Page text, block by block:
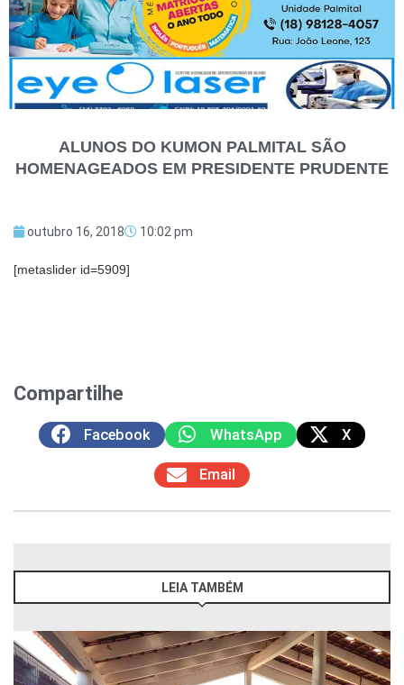
ALUNOS DO KUMON PALMITAL SÃO
HOMENAGEADOS EM PRESIDENTE PRUDENTE
outubro 16, 2018 10:02 pm
[metaslider id=5909]
Compartilhe
Facebook WhatsApp X
Email
LEIA TAMBÉM